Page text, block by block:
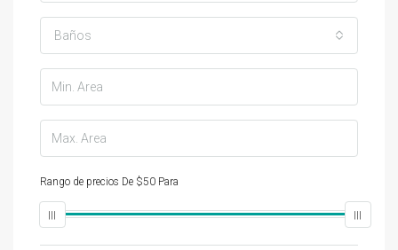
Baños
Rango de precios De $50 Para